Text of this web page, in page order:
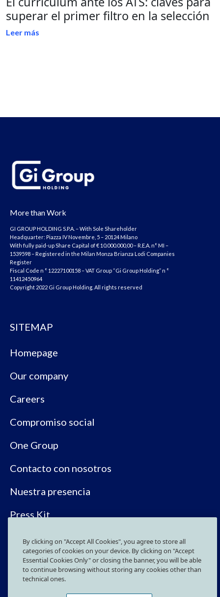
superar el primer filtro en la selección
Leer más
More than Work
GI GROUP HOLDING S.P.A. – With Sole Shareholder
Headquarter: Piazza IV Novembre, 5 – 20124 Milano
With fully paid-up Share Capital of € 10.000.000,00 – R.E.A. n° MI –
1539598 – Registered in the Milan Monza Brianza Lodi Companies
Register
Fiscal Code n ° 12227100158 – VAT Group “Gi Group Holding” n °
11412450964
Copyright 2022 Gi Group Holding. All rights reserved
SITEMAP
Homepage
Our company
Careers
Compromiso social
One Group
Contacto con nosotros
Nuestra presencia
Press Kit
SÍGUENOS EN LAS REDES SOCIALES
By clicking on "Accept All Cookies", you agree to store all
categories of cookies on your device. By clicking on "Accept
Essential Cookies Only" or closing the banner, you will be able
to continue browsing without storing any cookies other than
technical ones.